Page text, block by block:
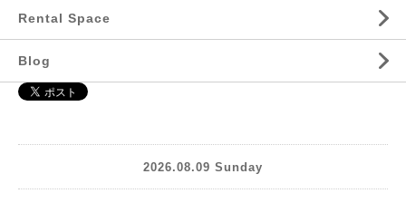
Rental Space
Blog
2026.08.09 Sunday